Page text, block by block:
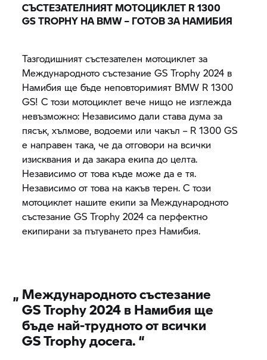
СЪСТЕЗАТЕЛНИЯТ МОТОЦИКЛЕТ R 1300
GS TROPHY НА BMW – ГОТОВ ЗА НАМИБИЯ
Тазгодишният състезателен мотоциклет за
Международното състезаниеGS Trophy 2024 в
Намибия ще бъде неповторимият BMW R 1300
GS! С този мотоциклет вече нищо не изглежда
невъзможно: Независимо дали става дума за
пясък, хълмове, водоеми или чакъл – R 1300 GS
е направен така, че да отговори на всички
изисквания и да закара екипа до целта.
Независимо от това къде може да е тя.
Независимо от това на какъв терен. С този
мотоциклет нашите екипи за Международното
състезаниеGS Trophy 2024 са перфектно
екипирани за пътуването през Намибия.
„ Международното състезание
GS Trophy2024 в Намибия ще
бъде най-трудното от всички
GS Trophyдосега.“